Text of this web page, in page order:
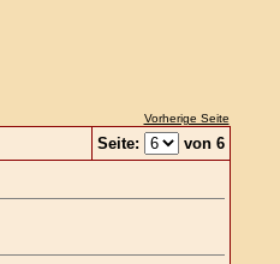
Vorherige Seite
Seite:
von 6